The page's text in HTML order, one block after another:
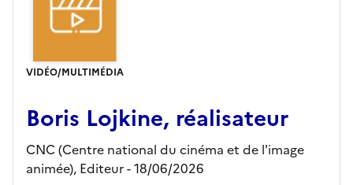
VIDÉO/MULTIMÉDIA
Boris Lojkine, réalisateur
CNC (Centre national du cinéma et de l'image
animée), Editeur- 18/06/2026